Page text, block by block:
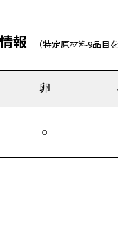
報 （特定原材料9品目
卵
○